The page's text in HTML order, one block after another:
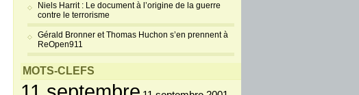
Niels Harrit : Le document à l’origine de la guerre
contre le terrorisme
Gérald Bronner et Thomas Huchon s’en prennent à
ReOpen911
MOTS-CLEFS